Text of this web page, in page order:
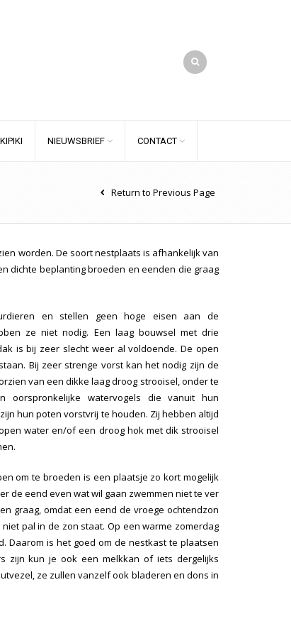
NIEUWSBRIEF CONTACT
Return to Previous Page
worden. De soort nestplaats is afhankelijk van
dichte beplanting broeden en eenden die graag
en stellen geen hoge eisen aan de
ze niet nodig. Een laag bouwsel met drie
is bij zeer slecht weer al voldoende. De open
Bij zeer strenge vorst kan het nodig zijn de
van een dikke laag droog strooisel, onder te
oorspronkelijke watervogels die vanuit hun
hun poten vorstvrij te houden. Zij hebben altijd
water en/of een droog hok met dik strooisel
om te broeden is een plaatsje zo kort mogelijk
de eend even wat wil gaan zwemmen niet te ver
graag, omdat een eend de vroege ochtendzon
pal in de zon staat. Op een warme zomerdag
Daarom is het goed om de nestkast te plaatsen
zijn kun je ook een melkkan of iets dergelijks
ze zullen vanzelf ook bladeren en dons in